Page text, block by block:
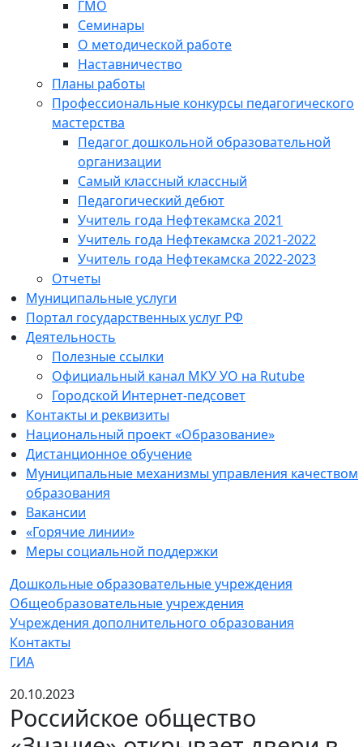
ГМО
Семинары
О методической работе
Наставничество
Планы работы
Профессиональные конкурсы педагогического
мастерства
Педагог дошкольной образовательной
организации
Самый классный классный
Педагогический дебют
Учитель года Нефтекамска 2021
Учитель года Нефтекамска 2021-2022
Учитель года Нефтекамска 2022-2023
Отчеты
Муниципальные услуги
Портал государственных услуг РФ
Деятельность
Полезные ссылки
Официальный канал МКУ УО на Rutube
Городской Интернет-педсовет
Контакты и реквизиты
Национальный проект «Образование»
Дистанционное обучение
Муниципальные механизмы управления качеством
образования
Вакансии
«Горячие линии»
Меры социальной поддержки
Дошкольные образовательные учреждения
Общеобразовательные учреждения
Учреждения дополнительного образования
Контакты
ГИА
20.10.2023
Российское общество